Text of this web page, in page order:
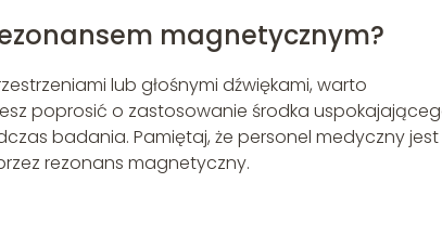
magnetycznym?
lub głośnymi dźwiękami, warto
poprosić o zastosowanie środka
badania. Pamiętaj, że personel medyczny
rezonans magnetyczny.